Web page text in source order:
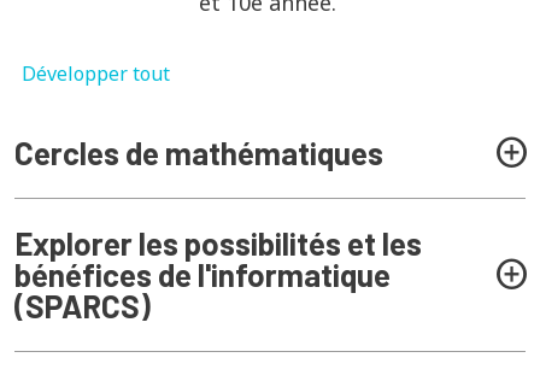
Développer tout
Cercles de mathématiques
Explorer les possibilités et les
bénéfices de l'informatique
(SPARCS)